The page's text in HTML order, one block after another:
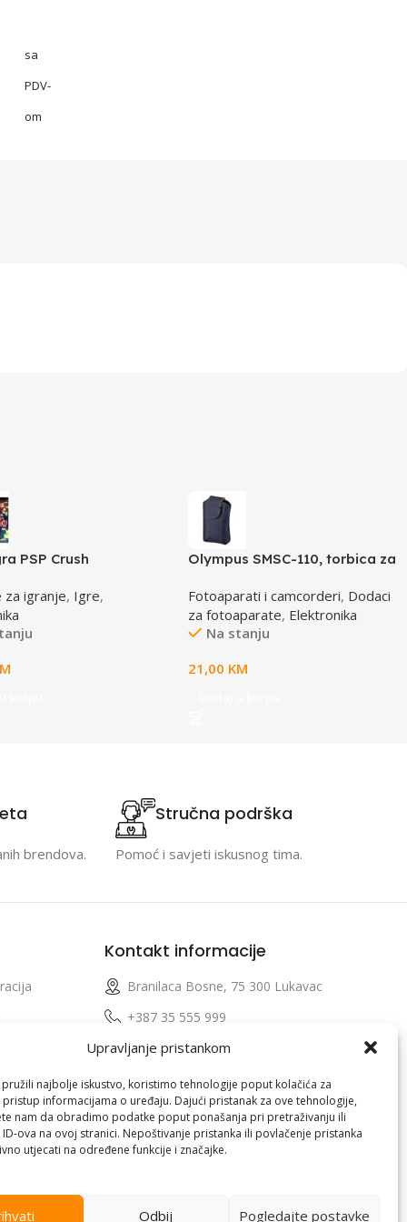
Upravljanje pristankom
najbolje iskustvo, koristimo tehnologije poput kolačića za
informacijama o uređaju. Dajući pristanak za ove tehnologije,
nam da obradimo podatke poput ponašanja pri pretraživanju ili
ova na ovoj stranici. Nepoštivanje pristanka ili povlačenje pristanka
utjecati na određene funkcije i značajke.
Odbij Pogledajte postavke
sa
PDV-
om
PSP Crush
za igranje, Igre,
Olympus SMSC-110, torbica za
E0412112
Fotoaparati i camcorderi, Dodaci
za fotoaparate, Elektronika
Na stanju
21,00 KM
brendova.
Stručna podrška
Pomoć i savjeti iskusnog tima.
profila
Kontakt informacije
Branilaca Bosne, 75 300 Lukavac
+387 35 555 999
info@pconer.ba
ID: 4210115760008
PDV : 210115760008